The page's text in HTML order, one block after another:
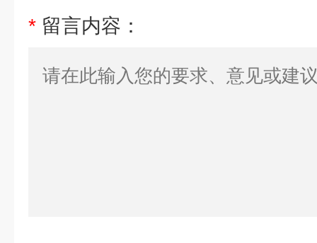
* 留言内容：